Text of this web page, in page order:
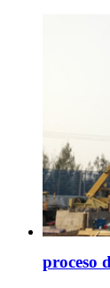
proceso